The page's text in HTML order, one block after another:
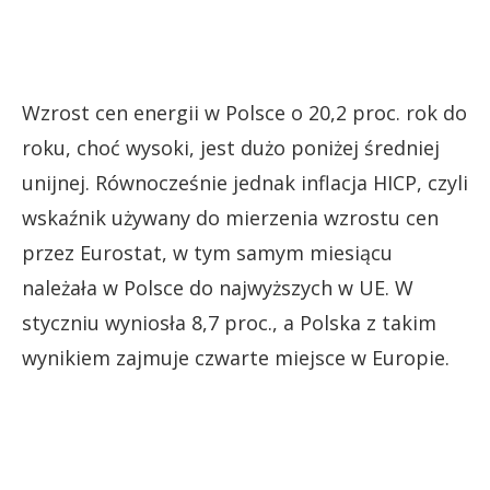
Wzrost cen energii w Polsce o 20,2 proc. rok do
roku, choć wysoki, jest dużo poniżej średniej
unijnej. Równocześnie jednak inflacja HICP, czyli
wskaźnik używany do mierzenia wzrostu cen
przez Eurostat, w tym samym miesiącu
należała w Polsce do najwyższych w UE. W
styczniu wyniosła 8,7 proc., a Polska z takim
wynikiem zajmuje czwarte miejsce w Europie.